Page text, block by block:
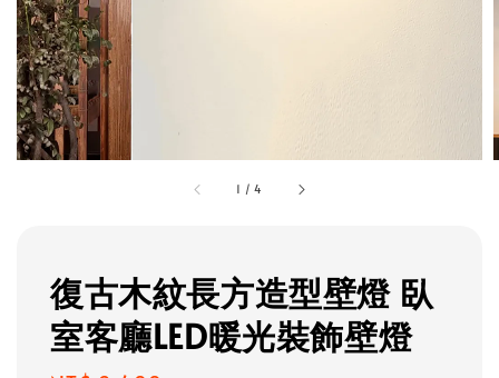
1 /4
復古木紋長方造型壁燈 臥
室客廳LED暖光裝飾壁燈